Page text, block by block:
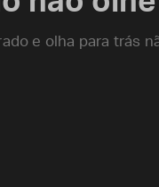
e olha para trás